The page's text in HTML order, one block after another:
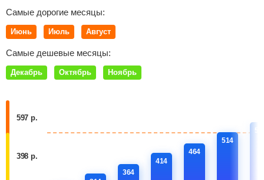
Самые дорогие месяцы:
Июнь Июль Август
Самые дешевые месяцы:
Декабрь Октябрь Ноябрь
597 р.
398 р.
364
414
464
514